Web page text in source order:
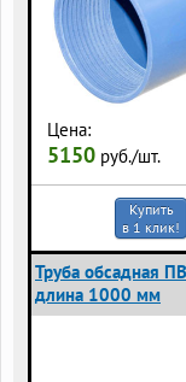
Цена:
5150 руб./шт.
Купить
в 1 клик!
Труба обсадная
длина 1000 мм